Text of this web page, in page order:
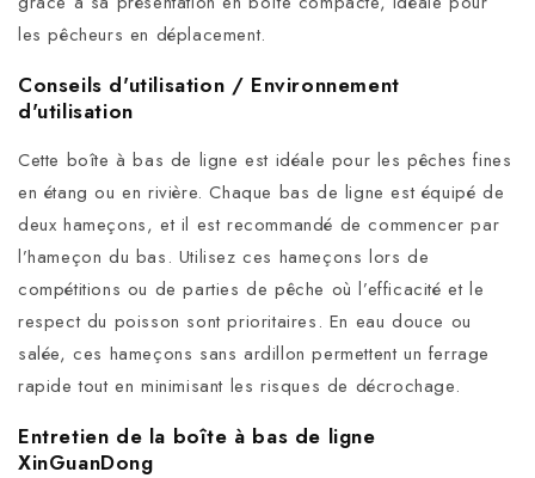
les pêcheurs en déplacement.
Conseils d'utilisation / Environnement
d'utilisation
Cette boîte à bas de ligne est idéale pour les pêches fines
en étang ou en rivière. Chaque bas de ligne est équipé de
deux hameçons, et il est recommandé de commencer par
l’hameçon du bas. Utilisez ces hameçons lors de
compétitions ou de parties de pêche où l’efficacité et le
respect du poisson sont prioritaires. En eau douce ou
salée, ces hameçons sans ardillon permettent un ferrage
rapide tout en minimisant les risques de décrochage.
Entretien de la boîte à bas de ligne
XinGuanDong